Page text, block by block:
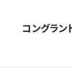
コングラン